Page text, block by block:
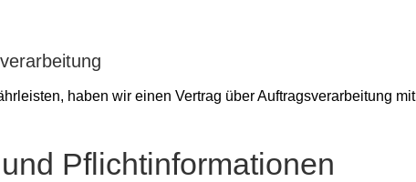
haben wir einen Vertrag über Auftragsverarbeitung mit
Pflicht­informationen